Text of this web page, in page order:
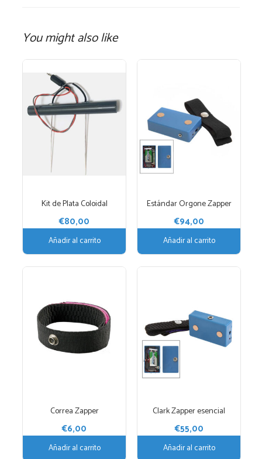
You might also like
Kit de Plata Coloidal
€80,00
Añadir al carrito
Estándar Orgone Zapper
€94,00
Añadir al carrito
Correa Zapper
€6,00
Añadir al carrito
Clark Zapper esencial
€55,00
Añadir al carrito